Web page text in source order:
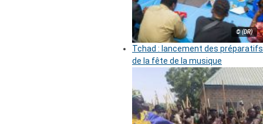
© (DR)
Tchad : lancement des préparatifs
de la fête de la musique